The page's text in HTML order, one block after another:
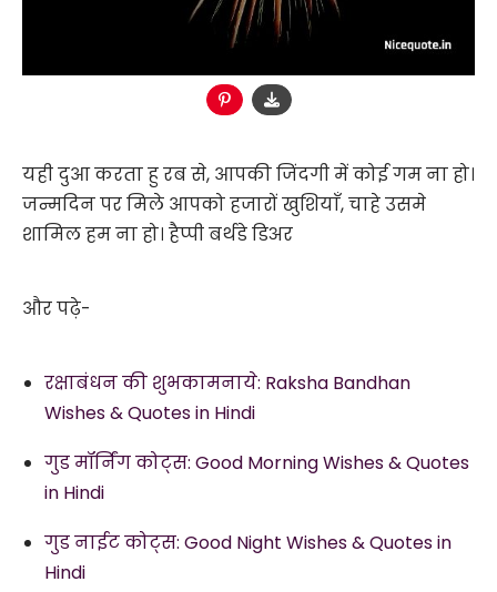
यही दुआ करता हु रब से, आपकी जिंदगी में कोई गम ना हो।
जन्मदिन पर मिले आपको हजारों खुशियाँ, चाहे उसमे
शामिल हम ना हो। हैप्पी बर्थडे डिअर
और पढ़े-
रक्षाबंधन की शुभकामनाये: Raksha Bandhan
Wishes & Quotes in Hindi
गुड मॉर्निंग कोट्स: Good Morning Wishes & Quotes
in Hindi
गुड नाईट कोट्स: Good Night Wishes & Quotes in
Hindi